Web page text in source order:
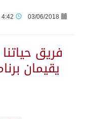
03/06/2018
فريق
يقيمان